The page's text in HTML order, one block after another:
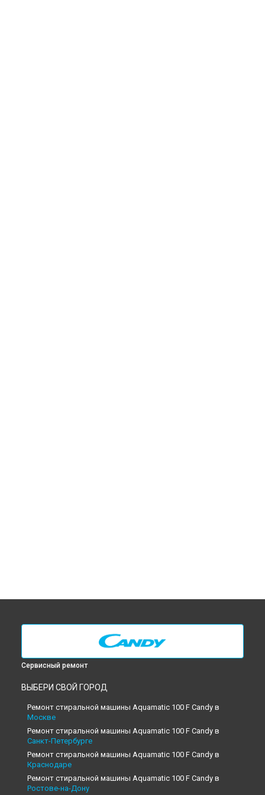
Сервисный ремонт
ВЫБЕРИ СВОЙ ГОРОД
Ремонт стиральной машины Aquamatic 100 F Candy в
Москве
Ремонт стиральной машины Aquamatic 100 F Candy в
Санкт-Петербурге
Ремонт стиральной машины Aquamatic 100 F Candy в
Краснодаре
Ремонт стиральной машины Aquamatic 100 F Candy в
Ростове-на-Дону